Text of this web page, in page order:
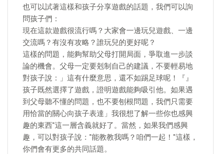
也可以試著這樣和孩子分享遊戲的話題，我們可以詢
問孩子們：
現在這款遊戲很流行嗎？大家會一邊玩兒遊戲、一邊
交流嗎？有沒有攻略？誰玩兒的更好呢？
這樣的問題，能夠幫助父母打開局面，爭取進一步談
論的機會。父母一定要剋制自己的建議，不要輕易地
對孩子說：」這有什麼意思，還不如踢足球呢！『』
孩子既然選擇了遊戲，證明遊戲能夠吸引他。如果遇
到父母聽不懂的問題，也不要刨根問題，我們只需要
用恰當的關心向孩子表達」我很想了解一些你也感興
趣的東西"這一層含義就好了。當然，如果我們感興
趣，可以對孩子說："能教教我嗎？咱們一起！"這樣，
你們會有更多的共同話題。